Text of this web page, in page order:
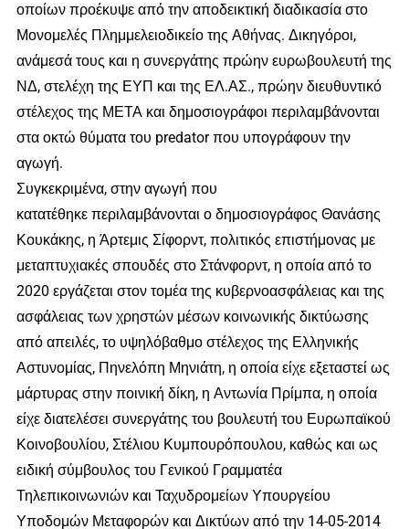
οποίων προέκυψε από την αποδεικτική διαδικασία στο
Μονομελές Πλημμελειοδικείο της Αθήνας. Δικηγόροι,
ανάμεσά τους και η συνεργάτης πρώην ευρωβουλευτή της
ΝΔ, στελέχη της ΕΥΠ και της ΕΛ.ΑΣ., πρώην διευθυντικό
στέλεχος της ΜΕΤΑ και δημοσιογράφοι περιλαμβάνονται
στα οκτώ θύματα του predator που υπογράφουν την
αγωγή.
Συγκεκριμένα, στην αγωγή που
κατατέθηκε περιλαμβάνονται ο δημοσιογράφος Θανάσης
Κουκάκης, η Άρτεμις Σίφορντ, πολιτικός επιστήμονας με
μεταπτυχιακές σπουδές στο Στάνφορντ, η οποία από το
2020 εργάζεται στον τομέα της κυβερνοασφάλειας και της
ασφάλειας των χρηστών μέσων κοινωνικής δικτύωσης
από απειλές, το υψηλόβαθμο στέλεχος της Ελληνικής
Αστυνομίας, Πηνελόπη Μηνιάτη, η οποία είχε εξεταστεί ως
μάρτυρας στην ποινική δίκη, η Αντωνία Πρίμπα, η οποία
είχε διατελέσει συνεργάτης του βουλευτή του Ευρωπαϊκού
Κοινοβουλίου, Στέλιου Κυμπουρόπουλου, καθώς και ως
ειδική σύμβουλος του Γενικού Γραμματέα
Τηλεπικοινωνιών και Ταχυδρομείων Υπουργείου
Υποδομών Μεταφορών και Δικτύων από την 14-05-2014